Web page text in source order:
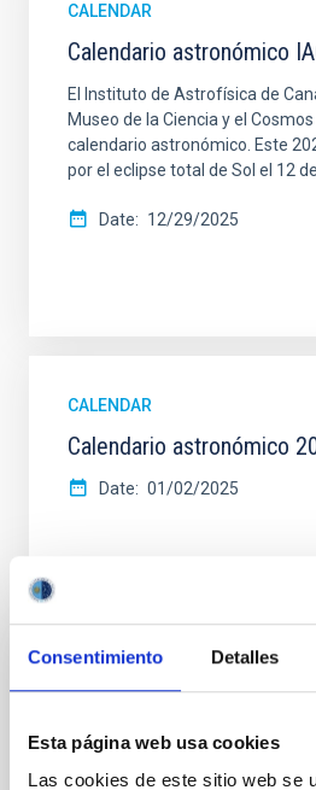
Consentimiento Detalles
Esta página web usa cookies
Las cookies de este sitio web se
CALENDAR
Calendario astronómico
El Instituto de Astrofísica de
Museo de la Ciencia y el
calendario astronómico. Este
por el eclipse total de Sol el 12
Date 12/29/2025
CALENDAR
Calendario astronómico
Date 01/02/2025
Calendario de 2024 tipo libro
hojas).